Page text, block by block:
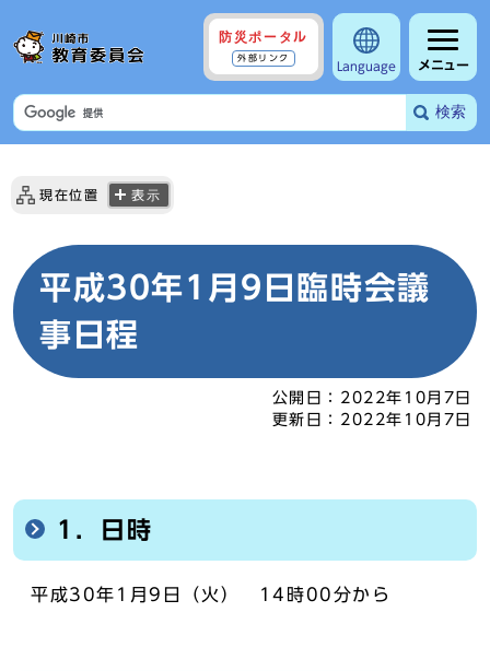
防災ポータル
外部リンク
Language メニュー
検索
現在位置 表示
平成30年1月9日臨時会議
事日程
公開日： 2022年10月7日
更新日： 2022年10月7日
1．日時
平成30年1月9日（火） 14時00分から